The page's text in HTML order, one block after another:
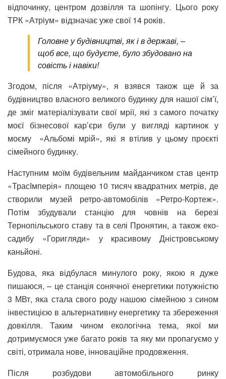
відпочинку, центром дозвілля та шопінгу. Цього року
ТРК «Атріум» відзначає уже свої 14 років.
Головне у будівництві, як і в державі, –
щоб все, що будуєте, було збудовано на
совість і навіки!
Згодом, після «Атріуму», я взявся також ще й за
будівництво власного великого будинку для нашої сім’ї,
де зміг матеріалізувати свої мрії, які з самого початку
моєї бізнесової кар’єри були у вигляді картинок у
моєму «Альбомі мрій», які я втілив у цьому проєкті
сімейного будинку.
Наступним моїм будівельним майданчиком став центр
«ТрасІмперія» площею 10 тисяч квадратних метрів, де
створили музей ретро-автомобілів «Ретро-Кортеж».
Потім збудували станцію для човнів на березі
Тернопільського ставу та в селі Пронятин, а також еко-
садибу «Горигляди» у красивому Дністровському
каньйоні.
Будова, яка відбулася минулого року, якою я дуже
пишаюся, – це станція сонячної енергетики потужністю
3 МВт, яка стала свого роду нашою сімейною з сином
інвестицією в альтернативну енергетику та збереження
довкілля. Таким чином екологічна тема, якої ми
дотримуємося уже багато років та яку ми пропагуємо у
світі, отримала нове, інноваційне продовження.
Після розбудови автомобільного ринку